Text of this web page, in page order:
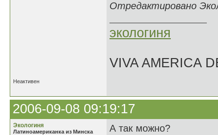
Отредактировано
экологиня
VIVA AMERICA
Неактивен
2006-09-08 09:19:17
Экологиня
Латиноамериканка из Минска
А так можно?